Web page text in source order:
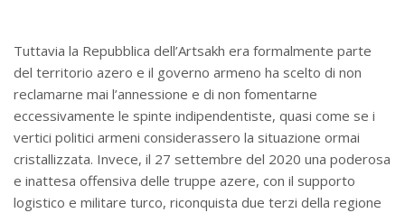
Tuttavia la Repubblica dell’Artsakh era formalmente parte
del territorio azero e il governo armeno ha scelto di non
reclamarne mai l’annessione e di non fomentarne
eccessivamente le spinte indipendentiste, quasi come se i
vertici politici armeni considerassero la situazione ormai
cristallizzata. Invece, il 27 settembre del 2020 una poderosa
e inattesa offensiva delle truppe azere, con il supporto
logistico e militare turco, riconquista due terzi della regione